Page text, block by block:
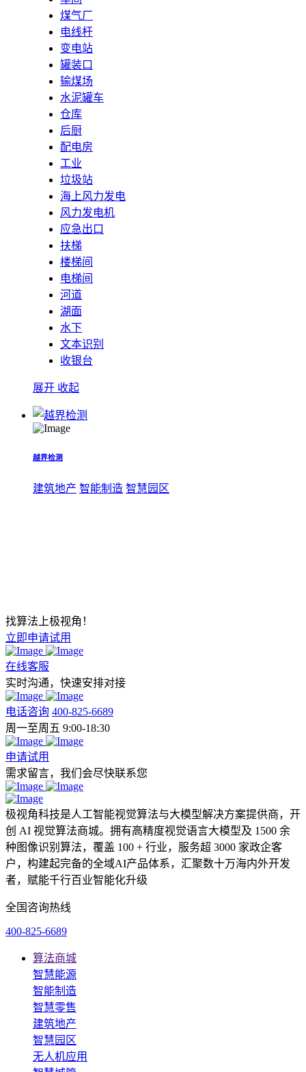
煤气厂
电线杆
变电站
罐装口
输煤场
水泥罐车
仓库
后厨
配电房
工业
垃圾站
海上风力发电
风力发电机
应急出口
扶梯
楼梯间
电梯间
河道
湖面
水下
文本识别
收银台
展开 收起
越界检测
建筑地产 智能制造 智慧园区
找算法上极视角！
立即申请试用
在线客服
实时沟通，快速安排对接
电话咨询 400-825-6689
周一至周五 9:00-18:30
申请试用
需求留言，我们会尽快联系您
极视角科技是人工智能视觉算法与大模型解决方案提供商，开
创 AI 视觉算法商城。拥有高精度视觉语言大模型及 1500 余
种图像识别算法，覆盖 100 + 行业，服务超 3000 家政企客
户，构建起完备的全域AI产品体系，汇聚数十万海内外开发
者，赋能千行百业智能化升级
全国咨询热线
400-825-6689
算法商城
智慧能源
智能制造
智慧零售
建筑地产
智慧园区
无人机应用